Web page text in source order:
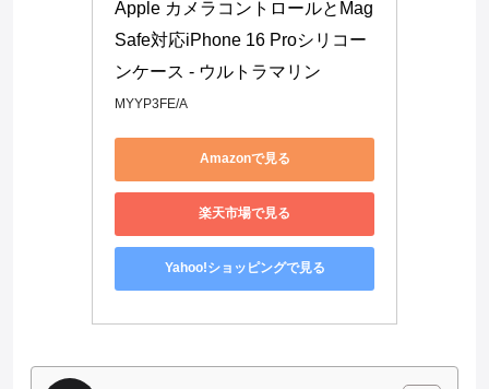
Apple カメラコントロールとMag
Safe対応iPhone 16 Proシリコー
ンケース - ウルトラマリン ​​​​​​​
MYYP3FE/A
Amazonで見る
楽天市場で見る
Yahoo!ショッピングで見る